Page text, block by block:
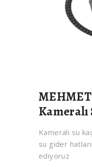
Kameralı su
su gider
ediyoruz